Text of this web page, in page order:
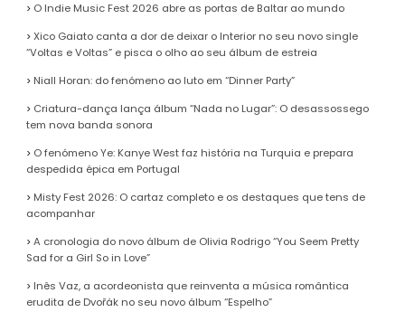
O Indie Music Fest 2026 abre as portas de Baltar ao mundo
Xico Gaiato canta a dor de deixar o Interior no seu novo single
“Voltas e Voltas” e pisca o olho ao seu álbum de estreia
Niall Horan: do fenómeno ao luto em “Dinner Party”
Criatura-dança lança álbum “Nada no Lugar”: O desassossego
tem nova banda sonora
O fenómeno Ye: Kanye West faz história na Turquia e prepara
despedida épica em Portugal
Misty Fest 2026: O cartaz completo e os destaques que tens de
acompanhar
A cronologia do novo álbum de Olivia Rodrigo “You Seem Pretty
Sad for a Girl So in Love”
Inês Vaz, a acordeonista que reinventa a música romântica
erudita de Dvořák no seu novo álbum “Espelho”